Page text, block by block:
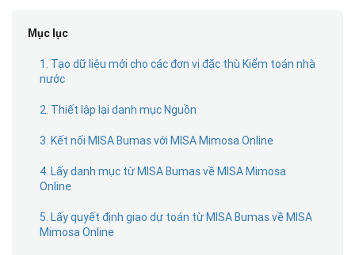
Mục lục
1. Tạo dữ liệu mới cho các đơn vị đặc thù Kiểm toán nhà
nước
2. Thiết lập lại danh mục Nguồn
3. Kết nối MISA Bumas với MISA Mimosa Online
4. Lấy danh mục từ MISA Bumas về MISA Mimosa
Online
5. Lấy quyết định giao dự toán từ MISA Bumas về MISA
Mimosa Online